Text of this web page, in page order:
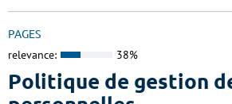
PAGES
relevance: 38%
Politique de gestion